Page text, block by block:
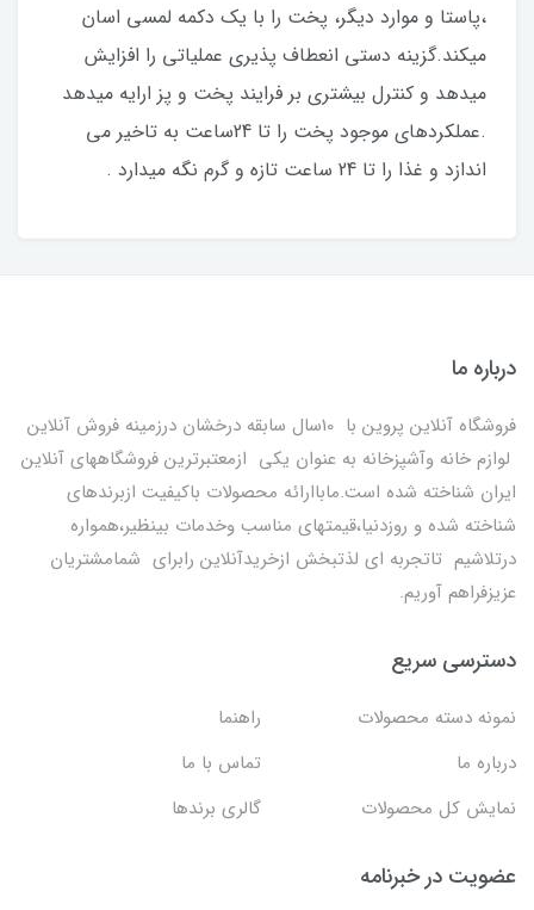
،پاستا و موارد دیگر، پخت را با یک دکمه لمسی اسان
میکند.گزینه دستی انعطاف پذیری عملیاتی را افزایش
میدهد و کنترل بیشتری بر فرایند پخت و پز ارایه میدهد
.عملکردهای موجود پخت را تا 24ساعت به تاخیر می
اندازد و غذا را تا 24 ساعت تازه و گرم نگه میدارد .
درباره ما
فروشگاه آنلاین پروین با 10سال سابقه درخشان درزمینه فروش آنلاین
لوازم خانه وآشپزخانه به عنوان یکی ازمعتبرترین فروشگاههای آنلاین
ایران شناخته شده است.ماباارائه محصولات باکیفیت ازبرندهای
شناخته شده و روزدنیا،قیمتهای مناسب وخدمات بینظیر،همواره
درتلاشیم تاتجربه ای لذتبخش ازخریدآنلاین رابرای شمامشتریان
عزیزفراهم آوریم.
دسترسی سریع
نمونه دسته محصولات
راهنما
درباره ما
تماس با ما
نمایش کل محصولات
گالری برندها
عضویت در خبرنامه